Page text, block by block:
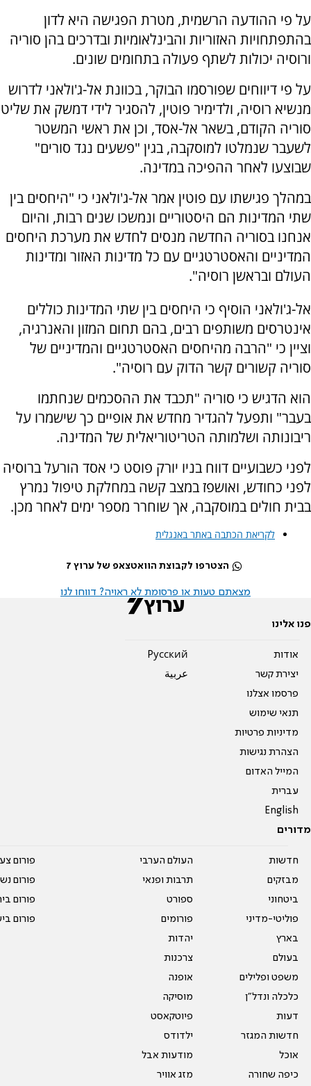
על פי ההודעה הרשמית, מטרת הפגישה היא לדון
בהתפתחויות האזוריות והבינלאומיות ובדרכים בהן סוריה
ורוסיה יכולות לשתף פעולה בתחומים שונים.
על פי דיווחים שפורסמו הבוקר, בכוונת אל-ג'ולאני לדרוש
מנשיא רוסיה, ולדימיר פוטין, להסגיר לידי דמשק את שליט
סוריה הקודם, בשאר אל-אסד, וכן את ראשי המשטר
לשעבר שנמלטו למוסקבה, בגין "פשעים נגד סורים"
שבוצעו לאחר ההפיכה במדינה.
במהלך פגישתו עם פוטין אמר אל-ג'ולאני כי "היחסים בין
שתי המדינות הם היסטוריים ונמשכו שנים רבות, והיום
אנחנו בסוריה החדשה מנסים לחדש את מערכת היחסים
המדיניים והאסטרטגיים עם כל מדינות האזור ומדינות
העולם ובראשן רוסיה".
אל-ג'ולאני הוסיף כי היחסים בין שתי המדינות כוללים
אינטרסים משותפים רבים, בהם תחום המזון והאנרגיה,
וציין כי "הרבה מהיחסים האסטרטגיים והמדיניים של
סוריה קשורים קשר הדוק עם רוסיה".
הוא הדגיש כי סוריה "תכבד את ההסכמים שנחתמו
בעבר" ותפעל להגדיר מחדש את אופיים כך שישמרו על
ריבונותה ושלמותה הטריטוריאלית של המדינה.
לפני כשבועיים דווח בניו יורק פוסט כי אסד הורעל ברוסיה
לפני כחודש, ואושפז במצב קשה במחלקת טיפול נמרץ
בבית חולים במוסקבה, אך שוחרר מספר ימים לאחר מכן.
לקריאת הכתבה באתר באנגלית
הצטרפו לקבוצת הוואטצאפ של ערוץ 7
מצאתם טעות או פרסומת לא ראויה? דווחו לנו
פנו אלינו
אודות
יצירת קשר
פרסמו אצלנו
תנאי שימוש
מדיניות פרטיות
הצהרת נגישות
המייל האדום
עברית
English
Pусский
عربية
מדורים
חדשות
מבזקים
ביטחוני
פוליטי-מדיני
בארץ
בעולם
משפט ופלילים
כלכלה ונדל"ן
דעות
חדשות המגזר
אוכל
כיפה שחורה
העולם הערבי
תרבות ופנאי
ספורט
פורומים
יהדות
צרכנות
אופנה
מוסיקה
פיוטקאסט
ילדודס
מודעות אבל
מזג אוויר
פורום
פורום
פורום
פורום